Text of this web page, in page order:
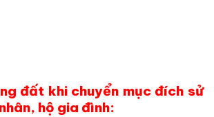
đất khi chuyển mục đích sử
hộ gia đình: